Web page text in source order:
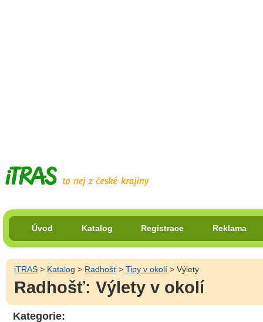
Úvod Katalog Registrace Reklama
iTRAS > Katalog > Radhošť>Tipy v okolí > Výlety
Radhošť: Výlety v okolí
Kategorie: